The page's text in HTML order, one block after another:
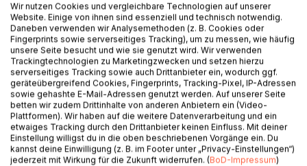
BESCHREIBUNG
This edition contains the English translation and the original
text in German.
"A Country Doctor" (German: "Ein Landarzt") is a short
story written in 1919 by Franz Kafka. It was first published in
the collection of short stories of the same title.
Wir nutzen Cookies und vergleichbare Technologien auf unserer
Website. Einige von ihnen sind essenziell und technisch notwendig.
Daneben verwenden wir Analysemethoden (z. B. Cookies oder
Fingerprints sowie serverseitiges Tracking), um zu messen, wie häufig
unsere Seite besucht und wie sie genutzt wird. Wir verwenden
Trackingtechnologien zu Marketingzwecken und setzen hierzu
serverseitiges Tracking sowie auch Drittanbieter ein, wodurch ggf.
geräteübergreifend Cookies, Fingerprints, Tracking-Pixel, IP-Adressen
sowie gehashte E-Mail-Adressen genutzt werden. Auf unserer Seite
betten wir zudem Drittinhalte von anderen Anbietern ein (Video-
Plattformen). Wir haben auf die weitere Datenverarbeitung und ein
etwaiges Tracking durch den Drittanbieter keinen Einfluss. Mit deiner
Einstellung willigst du in die oben beschriebenen Vorgänge ein. Du
kannst deine Einwilligung (z. B. im Footer unter „Privacy-Einstellungen“)
jederzeit mit Wirkung für die Zukunft widerrufen. (BoD-Impressum)